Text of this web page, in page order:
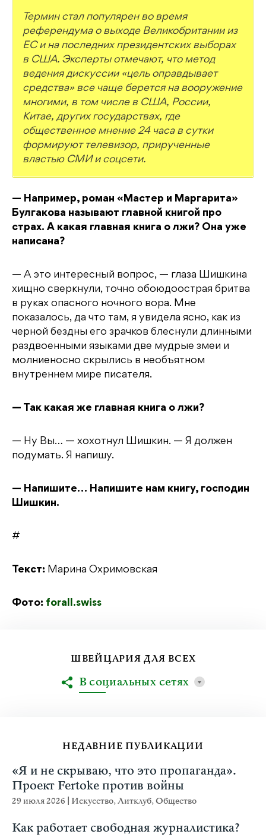
Термин стал популярен во время
референдума о выходе Великобритании из
ЕС и на последних президентских выборах
в США. Эксперты отмечают, что метод
ведения дискуссии «цель оправдывает
средства» все чаще берется на вооружение
многими, в том числе в США, России,
Китае, других государствах, где
общественное мнение 24 часа в сутки
формируют телевизор, прирученные
властью СМИ и соцсети.
— Например, роман «Мастер и Маргарита»
Булгакова называют главной книгой про
страх. А какая главная книга о лжи? Она уже
написана?
— А это интересный вопрос, — глаза Шишкина
хищно сверкнули, точно обоюдоострая бритва
в руках опасного ночного вора. Мне
показалось, да что там, я увидела ясно, как из
черной бездны его зрачков блеснули длинными
раздвоенными языками две мудрые змеи и
молниеносно скрылись в необъятном
внутреннем мире писателя.
— Так какая же главная книга о лжи?
— Ну Вы… — хохотнул Шишкин. — Я должен
подумать. Я напишу.
— Напишите… Напишите нам книгу, господин
Шишкин.
#
Текст: Марина Охримовская
Фото: forall.swiss
НЕДАВНИЕ ПУБЛИКАЦИИ
«Я и не скрываю, что это пропаганда».
Проект Fertoke против войны
29 июля 2026 Искусство,Литклуб,Общество
Как работает свободная журналистика?
ШВЕЙЦАРИЯ ДЛЯ ВСЕХ
В социальных сетях